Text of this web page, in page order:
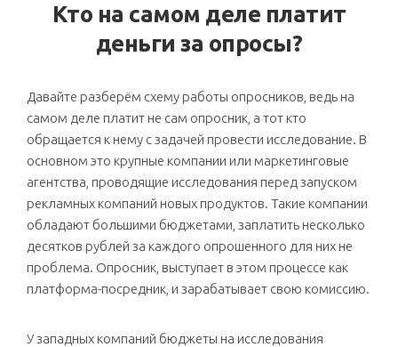
Кто на самом деле платит
деньги за опросы?
Давайте разберём схему работы опросников, ведь на
самом деле платит не сам опросник, а тот кто
обращается к нему с задачей провести исследование. В
основном это крупные компании или маркетинговые
агентства, проводящие исследования перед запуском
рекламных компаний новых продуктов. Такие компании
обладают большими бюджетами, заплатить несколько
десятков рублей за каждого опрошенного для них не
проблема. Опросник, выступает в этом процессе как
платформа-посредник, и зарабатывает свою комиссию.
У западных компаний бюджеты на исследования